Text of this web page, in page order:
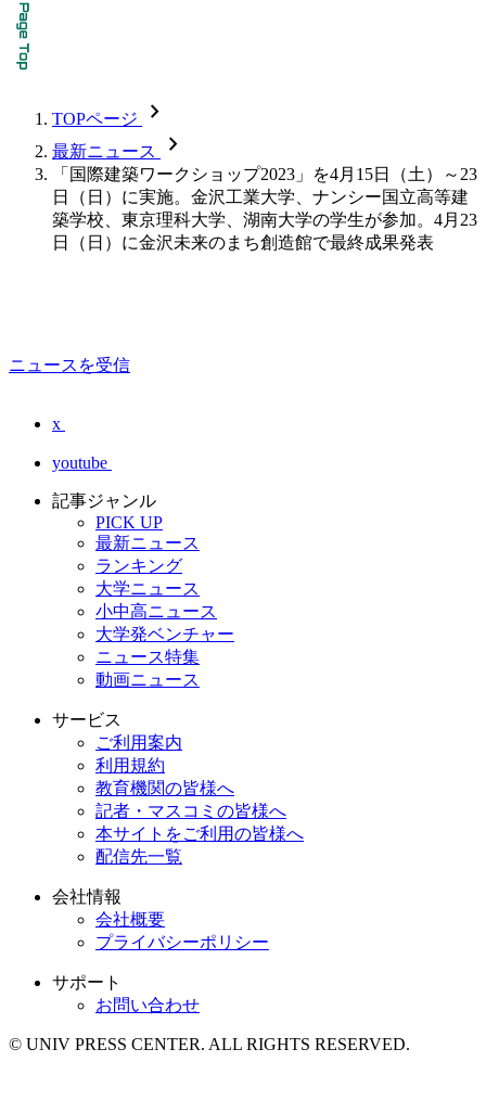
TOPページ chevron_forward
最新ニュース chevron_forward
「国際建築ワークショップ2023」を4月15日（土）～23
日（日）に実施。金沢工業大学、ナンシー国立高等建
築学校、東京理科大学、湖南大学の学生が参加。4月23
日（日）に金沢未来のまち創造館で最終成果発表
ニュースを受信
x
youtube
記事ジャンル
PICK UP
最新ニュース
ランキング
大学ニュース
小中高ニュース
大学発ベンチャー
ニュース特集
動画ニュース
サービス
ご利用案内
利用規約
教育機関の皆様へ
記者・マスコミの皆様へ
本サイトをご利用の皆様へ
配信先一覧
会社情報
会社概要
プライバシーポリシー
サポート
お問い合わせ
© UNIV PRESS CENTER. ALL RIGHTS RESERVED.